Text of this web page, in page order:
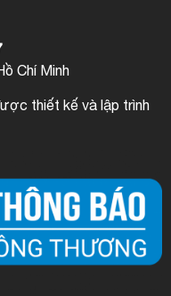
Chí Minh
thiết kế và lập trình